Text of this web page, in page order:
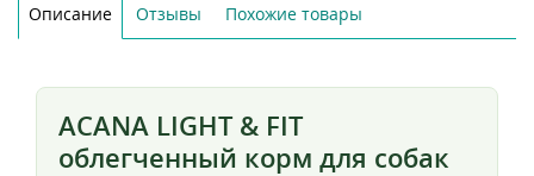
Описание Отзывы Похожие товары
ACANA LIGHT & FIT
облегченный корм для собак